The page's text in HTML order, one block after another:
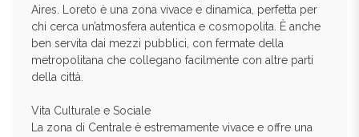
Aires. Loreto è una zona vivace e dinamica, perfetta per
chi cerca un’atmosfera autentica e cosmopolita. È anche
ben servita dai mezzi pubblici, con fermate della
metropolitana che collegano facilmente con altre parti
della città.
Vita Culturale e Sociale
La zona di Centrale è estremamente vivace e offre una